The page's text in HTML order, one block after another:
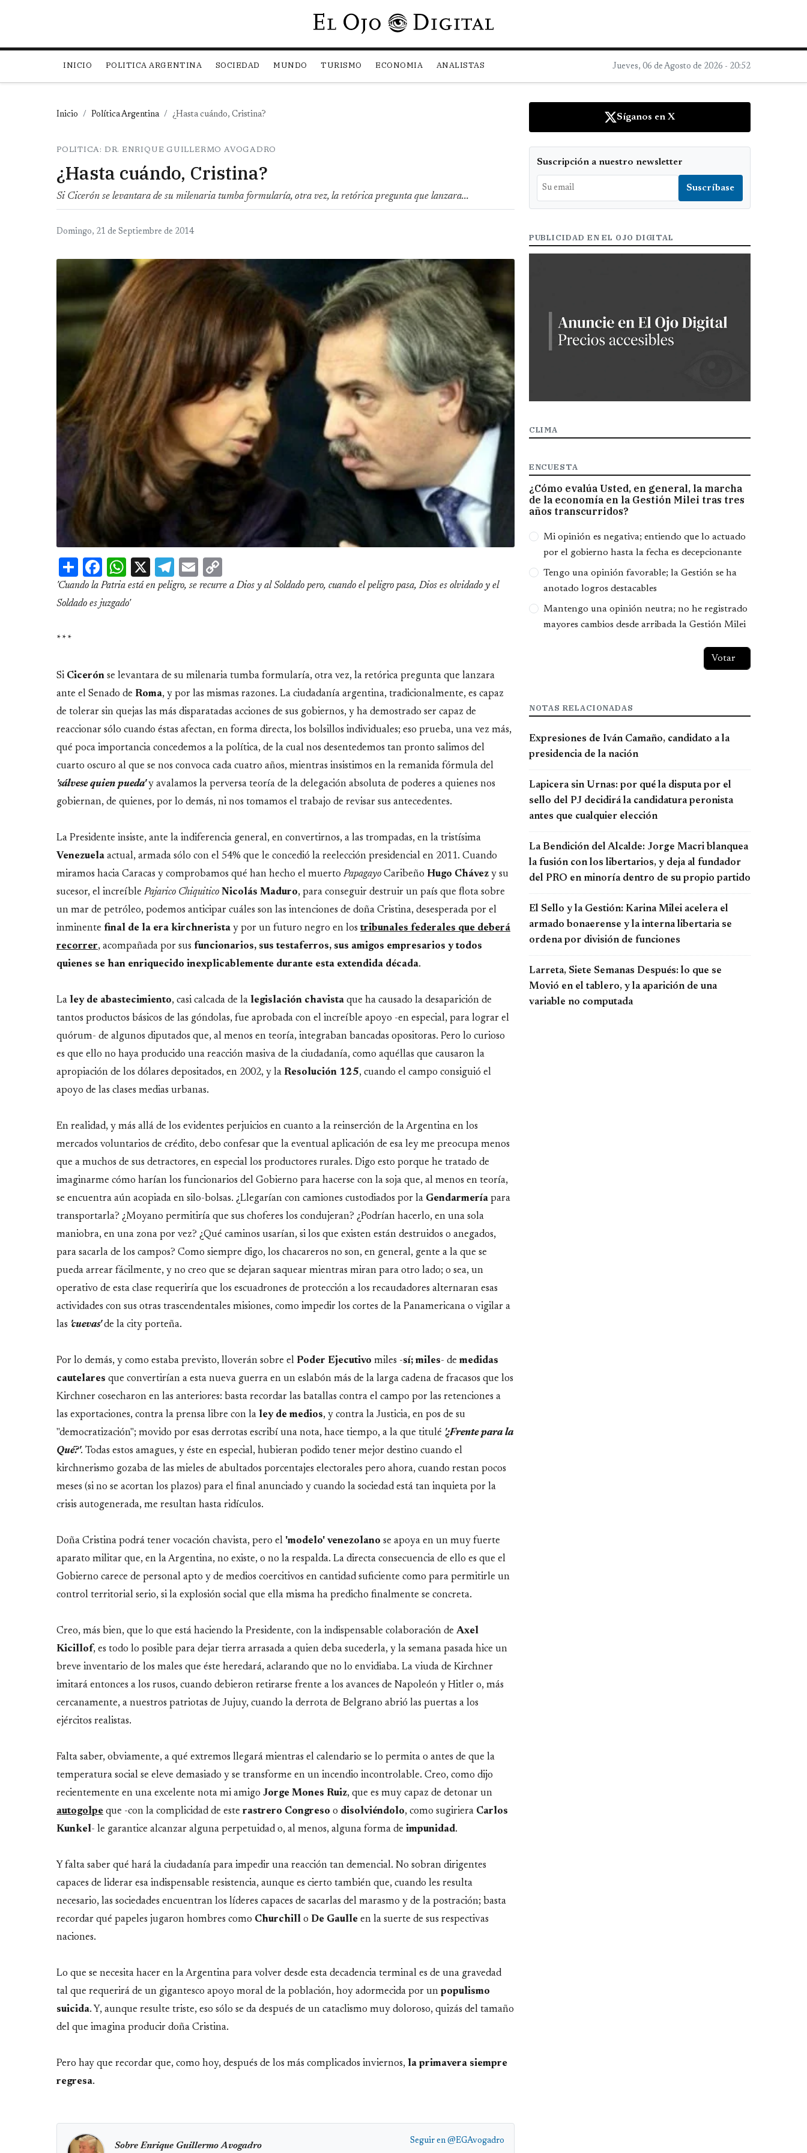
Pasar al contenido principal
INICIO POLITICA ARGENTINA SOCIEDAD MUNDO TURISMO ECONOMIA ANALISTAS Jueves, 06 de Agosto de 2026 - 20:52
Inicio Política Argentina ¿Hasta cuándo, Cristina?
POLITICA: DR. ENRIQUE GUILLERMO AVOGADRO
¿Hasta cuándo, Cristina?
Si Cicerón se levantara de su milenaria tumba formularía, otra vez, la retórica pregunta que lanzara...
Domingo, 21 de Septiembre de 2014
ShareFacebook
WhatsApp
X Telegram
Email
Link
'Cuando la Patria está en peligro, se recurre a Dios y al Soldado pero, cuando el peligro pasa, Dios es olvidado y el
Soldado es juzgado'
* * *
Si Cicerón se levantara de su milenaria tumba formularía, otra vez, la retórica pregunta que lanzara
ante el Senado de Roma, y por las mismas razones. La ciudadanía argentina, tradicionalmente, es capaz
de tolerar sin quejas las más disparatadas acciones de sus gobiernos, y ha demostrado ser capaz de
reaccionar sólo cuando éstas afectan, en forma directa, los bolsillos individuales; eso prueba, una vez más,
qué poca importancia concedemos a la política, de la cual nos desentedemos tan pronto salimos del
cuarto oscuro al que se nos convoca cada cuatro años, mientras insistimos en la remanida fórmula del
'sálvese quien pueda'y avalamos la perversa teoría de la delegación absoluta de poderes a quienes nos
gobiernan, de quienes, por lo demás, ni nos tomamos el trabajo de revisar sus antecedentes.
La Presidente insiste, ante la indiferencia general, en convertirnos, a las trompadas, en la tristísima
Venezuela actual, armada sólo con el 54% que le concedió la reelección presidencial en 2011. Cuando
miramos hacia Caracas y comprobamos qué han hecho el muerto Papagayo Caribeño Hugo Chávez y su
sucesor, el increíble Pajarico Chiquitico Nicolás Maduro, para conseguir destruir un país que flota sobre
un mar de petróleo, podemos anticipar cuáles son las intenciones de doña Cristina, desesperada por el
inminente final de la era kirchnerista y por un futuro negro en los tribunales federales que deberá
recorrer, acompañada por sus funcionarios, sus testaferros, sus amigos empresarios y todos
quienes se han enriquecido inexplicablemente durante esta extendida década.
La ley de abastecimiento, casi calcada de la legislación chavista que ha causado la desaparición de
tantos productos básicos de las góndolas, fue aprobada con el increíble apoyo -en especial, para lograr el
quórum- de algunos diputados que, al menos en teoría, integraban bancadas opositoras. Pero lo curioso
es que ello no haya producido una reacción masiva de la ciudadanía, como aquéllas que causaron la
apropiación de los dólares depositados, en 2002, y la Resolución 125, cuando el campo consiguió el
apoyo de las clases medias urbanas.
En realidad, y más allá de los evidentes perjuicios en cuanto a la reinserción de la Argentina en los
mercados voluntarios de crédito, debo confesar que la eventual aplicación de esa ley me preocupa menos
que a muchos de sus detractores, en especial los productores rurales. Digo esto porque he tratado de
imaginarme cómo harían los funcionarios del Gobierno para hacerse con la soja que, al menos en teoría,
se encuentra aún acopiada en silo-bolsas. ¿Llegarían con camiones custodiados por la Gendarmería para
transportarla? ¿Moyano permitiría que sus choferes los condujeran? ¿Podrían hacerlo, en una sola
maniobra, en una zona por vez? ¿Qué caminos usarían, si los que existen están destruidos o anegados,
para sacarla de los campos? Como siempre digo, los chacareros no son, en general, gente a la que se
pueda arrear fácilmente, y no creo que se dejaran saquear mientras miran para otro lado; o sea, un
operativo de esta clase requeriría que los escuadrones de protección a los recaudadores alternaran esas
actividades con sus otras trascendentales misiones, como impedir los cortes de la Panamericana o vigilar a
las 'cuevas'de la city porteña.
Por lo demás, y como estaba previsto, lloverán sobre el Poder Ejecutivo miles -sí; miles- de medidas
cautelares que convertirían a esta nueva guerra en un eslabón más de la larga cadena de fracasos que los
Kirchner cosecharon en las anteriores: basta recordar las batallas contra el campo por las retenciones a
las exportaciones, contra la prensa libre con la ley de medios, y contra la Justicia, en pos de su
"democratización"; movido por esas derrotas escribí una nota, hace tiempo, a la que titulé '¿Frente para la
Qué?'. Todas estos amagues, y éste en especial, hubieran podido tener mejor destino cuando el
kirchnerismo gozaba de las mieles de abultados porcentajes electorales pero ahora, cuando restan pocos
meses (si no se acortan los plazos) para el final anunciado y cuando la sociedad está tan inquieta por la
crisis autogenerada, me resultan hasta ridículos.
Doña Cristina podrá tener vocación chavista, pero el 'modelo' venezolano se apoya en un muy fuerte
aparato militar que, en la Argentina, no existe, o no la respalda. La directa consecuencia de ello es que el
Gobierno carece de personal apto y de medios coercitivos en cantidad suficiente como para permitirle un
control territorial serio, si la explosión social que ella misma ha predicho finalmente se concreta.
Creo, más bien, que lo que está haciendo la Presidente, con la indispensable colaboración de Axel
Kicillof, es todo lo posible para dejar tierra arrasada a quien deba sucederla, y la semana pasada hice un
breve inventario de los males que éste heredará, aclarando que no lo envidiaba. La viuda de Kirchner
imitará entonces a los rusos, cuando debieron retirarse frente a los avances de Napoleón y Hitler o, más
cercanamente, a nuestros patriotas de Jujuy, cuando la derrota de Belgrano abrió las puertas a los
ejércitos realistas.
Falta saber, obviamente, a qué extremos llegará mientras el calendario se lo permita o antes de que la
temperatura social se eleve demasiado y se transforme en un incendio incontrolable. Creo, como dijo
recientemente en una excelente nota mi amigo Jorge Mones Ruiz, que es muy capaz de detonar un
autogolpe que -con la complicidad de este rastrero Congreso o disolviéndolo, como sugiriera Carlos
Kunkel- le garantice alcanzar alguna perpetuidad o, al menos, alguna forma de impunidad.
Y falta saber qué hará la ciudadanía para impedir una reacción tan demencial. No sobran dirigentes
capaces de liderar esa indispensable resistencia, aunque es cierto también que, cuando les resulta
necesario, las sociedades encuentran los líderes capaces de sacarlas del marasmo y de la postración; basta
recordar qué papeles jugaron hombres como Churchill o De Gaulle en la suerte de sus respectivas
naciones.
Lo que se necesita hacer en la Argentina para volver desde esta decadencia terminal es de una gravedad
tal que requerirá de un gigantesco apoyo moral de la población, hoy adormecida por un populismo
suicida. Y, aunque resulte triste, eso sólo se da después de un cataclismo muy doloroso, quizás del tamaño
del que imagina producir doña Cristina.
Pero hay que recordar que, como hoy, después de los más complicados inviernos, la primavera siempre
regresa.
Seguir en @EGAvogadro
Sobre Enrique Guillermo Avogadro
Síganos en X
Suscripción a nuestro newsletter
PUBLICIDAD EN EL OJO DIGITAL
CLIMA
ENCUESTA
¿Cómo evalúa Usted, en general, la marcha
de la economía en la Gestión Milei tras tres
años transcurridos?
Opciones
Mi opinión es negativa; entiendo que lo actuado
por el gobierno hasta la fecha es decepcionante
Tengo una opinión favorable; la Gestión se ha
anotado logros destacables
Mantengo una opinión neutra; no he registrado
mayores cambios desde arribada la Gestión Milei
NOTAS RELACIONADAS
Expresiones de Iván Camaño, candidato a la
presidencia de la nación
Lapicera sin Urnas: por qué la disputa por el
sello del PJ decidirá la candidatura peronista
antes que cualquier elección
La Bendición del Alcalde: Jorge Macri blanquea
la fusión con los libertarios, y deja al fundador
del PRO en minoría dentro de su propio partido
El Sello y la Gestión: Karina Milei acelera el
armado bonaerense y la interna libertaria se
ordena por división de funciones
Larreta, Siete Semanas Después: lo que se
Movió en el tablero, y la aparición de una
variable no computada